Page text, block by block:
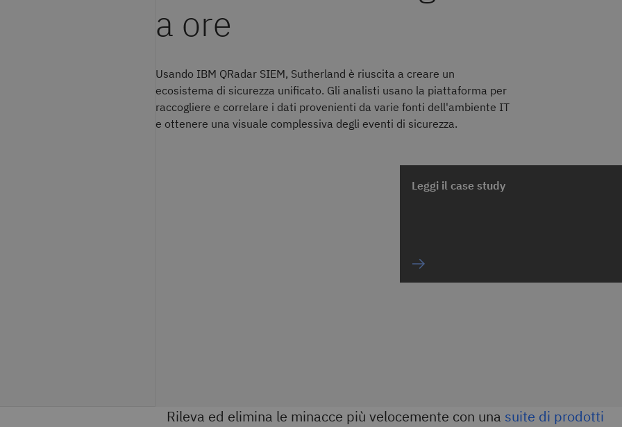
Usando IBM QRadar SIEM, Sutherland è riuscita a creare un
ecosistema di sicurezza unificato. Gli analisti usano la piattaforma per
raccogliere e correlare i dati provenienti da varie fonti dell'ambiente IT
e ottenere una visuale complessiva degli eventi di sicurezza.
Leggi il case study
Rileva ed elimina le minacce più velocemente con una suite di prodotti